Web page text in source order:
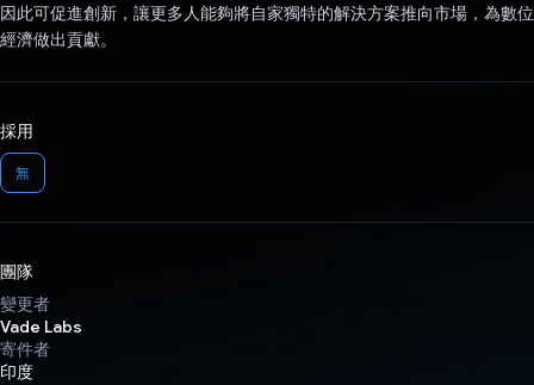
因此可促進創新，讓更多人能夠將自家獨特的解決方案推向市場，為數位
經濟做出貢獻。
採用
無
團隊
變更者
Vade Labs
寄件者
印度